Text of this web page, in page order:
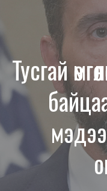
Тусгай